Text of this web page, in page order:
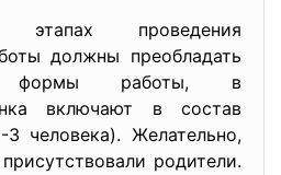
проведения
должны преобладать
формы работы, в
включают в состав
3 человека). Желательно,
родители.